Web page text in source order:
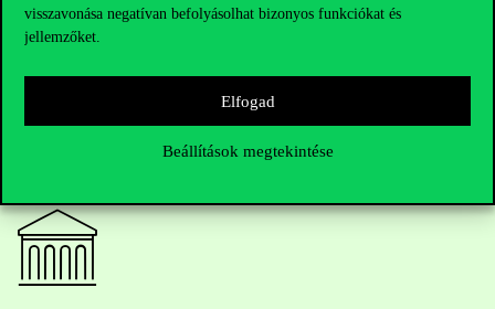
visszavonása negatívan befolyásolhat bizonyos funkciókat és
jellemzőket.
Elfogad
Beállítások megtekintése